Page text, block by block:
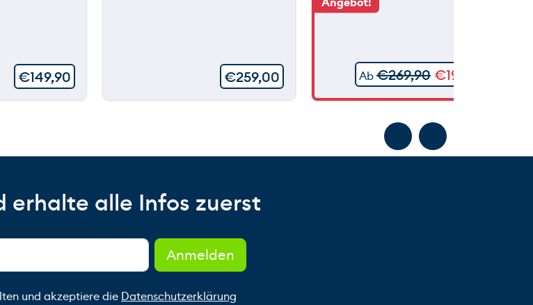
€149,90 €259,00 Ab€269,90€199,90
erhalte alle Infos zuerst
und akzeptiere die Datenschutzerklärung